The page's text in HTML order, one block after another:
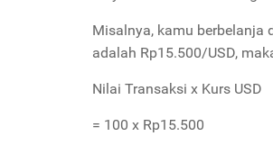
Misalnya, kamu berbelanja
adalah Rp15.500/USD,
Nilai Transaksi x Kurs USD
= 100 x Rp15.500